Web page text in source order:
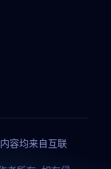
容均来自互联